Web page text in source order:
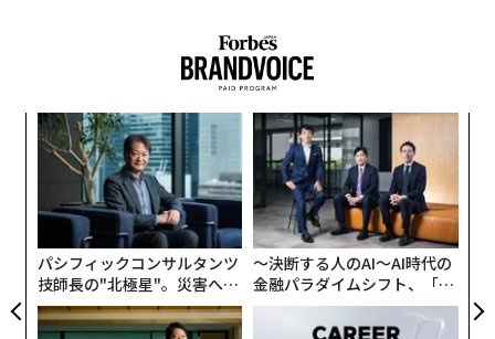
パシフィックコンサルタンツ
技師長の"北極星"。災害への
無力感を乗り越え見つけた、
防災一筋20年の答え
〜決断する人のAI〜AI時代の
金融パラダイムシフト、「超
個別化」の核心 【MUFG×ウ
ェルスナビ×PwC】